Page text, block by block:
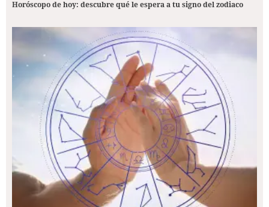
Horóscopo de hoy: descubre qué le espera a tu signo del zodiaco